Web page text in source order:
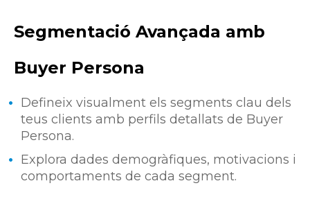
Segmentació Avançada amb
Buyer Persona
Defineix visualment els segments clau dels
teus clients amb perfils detallats de Buyer
Persona.
Explora dades demogràfiques, motivacions i
comportaments de cada segment.